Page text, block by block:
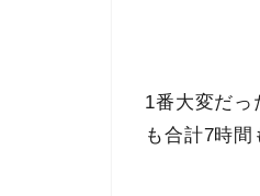
1番大変だっ
も合計7時